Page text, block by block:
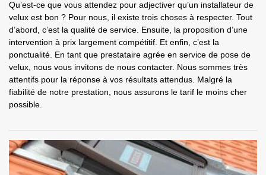
Qu’est-ce que vous attendez pour adjectiver qu’un installateur de
velux est bon ? Pour nous, il existe trois choses à respecter. Tout
d’abord, c’est la qualité de service. Ensuite, la proposition d’une
intervention à prix largement compétitif. Et enfin, c’est la
ponctualité. En tant que prestataire agrée en service de pose de
velux, nous vous invitons de nous contacter. Nous sommes très
attentifs pour la réponse à vos résultats attendus. Malgré la
fiabilité de notre prestation, nous assurons le tarif le moins cher
possible.